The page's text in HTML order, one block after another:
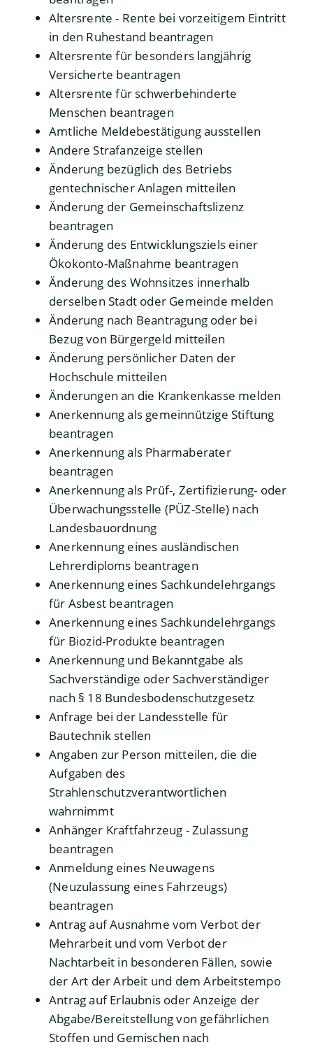
Altersrente - Rente bei vorzeitigem Eintritt
in den Ruhestand beantragen
Altersrente für besonders langjährig
Versicherte beantragen
Altersrente für schwerbehinderte
Menschen beantragen
Amtliche Meldebestätigung ausstellen
Andere Strafanzeige stellen
Änderung bezüglich des Betriebs
gentechnischer Anlagen mitteilen
Änderung der Gemeinschaftslizenz
beantragen
Änderung des Entwicklungsziels einer
Ökokonto-Maßnahme beantragen
Änderung des Wohnsitzes innerhalb
derselben Stadt oder Gemeinde melden
Änderung nach Beantragung oder bei
Bezug von Bürgergeld mitteilen
Änderung persönlicher Daten der
Hochschule mitteilen
Änderungen an die Krankenkasse melden
Anerkennung als gemeinnützige Stiftung
beantragen
Anerkennung als Pharmaberater
beantragen
Anerkennung als Prüf-, Zertifizierung- oder
Überwachungsstelle (PÜZ-Stelle) nach
Landesbauordnung
Anerkennung eines ausländischen
Lehrerdiploms beantragen
Anerkennung eines Sachkundelehrgangs
für Asbest beantragen
Anerkennung eines Sachkundelehrgangs
für Biozid-Produkte beantragen
Anerkennung und Bekanntgabe als
Sachverständige oder Sachverständiger
nach § 18 Bundesbodenschutzgesetz
Anfrage bei der Landesstelle für
Bautechnik stellen
Angaben zur Person mitteilen, die die
Aufgaben des
Strahlenschutzverantwortlichen
wahrnimmt
Anhänger Kraftfahrzeug - Zulassung
beantragen
Anmeldung eines Neuwagens
(Neuzulassung eines Fahrzeugs)
beantragen
Antrag auf Ausnahme vom Verbot der
Mehrarbeit und vom Verbot der
Nachtarbeit in besonderen Fällen, sowie
der Art der Arbeit und dem Arbeitstempo
Antrag auf Erlaubnis oder Anzeige der
Abgabe/Bereitstellung von gefährlichen
Stoffen und Gemischen nach